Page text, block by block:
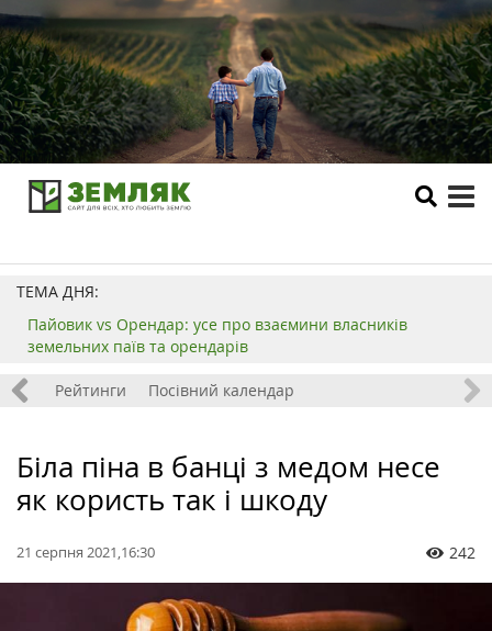
ТЕМА ДНЯ:
Пайовик vs Орендар: усе про взаємини власників
земельних паїв та орендарів
Рейтинги Посівний календар
Біла піна в банці з медом несе
як користь так і шкоду
21 серпня 2021,16:30 242